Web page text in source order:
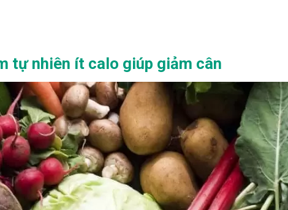
tự nhiên ít calo giúp giảm cân